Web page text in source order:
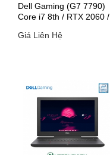
Dell Gaming (G7 7790)
Core i7 8th / RTX 2060 /
Giá Liên Hệ